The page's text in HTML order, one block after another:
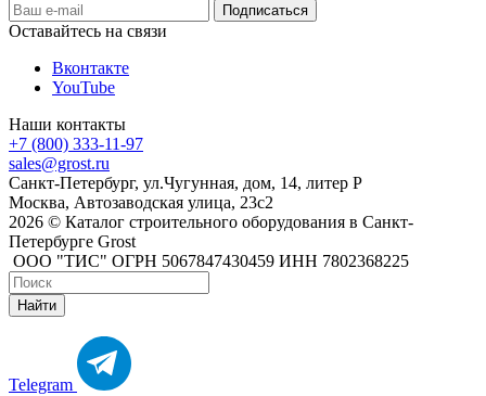
Оставайтесь на связи
Вконтакте
YouTube
Наши контакты
+7 (800) 333-11-97
sales@grost.ru
Санкт-Петербург, ул.Чугунная, дом, 14, литер Р
Москва, Автозаводская улица, 23с2
2026 © Каталог строительного оборудования в Санкт-
Петербурге Grost
ООО "ТИС" ОГРН 5067847430459 ИНН 7802368225
Найти
Telegram